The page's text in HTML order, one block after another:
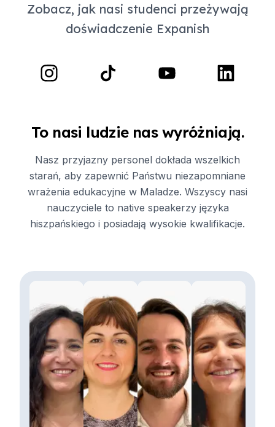
Zobacz, jak nasi studenci przeżywają
doświadczenie Expanish
To nasi ludzie nas wyróżniają.
Nasz przyjazny personel dokłada wszelkich
starań, aby zapewnić Państwu niezapomniane
wrażenia edukacyjne w Maladze. Wszyscy nasi
nauczyciele to native speakerzy języka
hiszpańskiego i posiadają wysokie kwalifikacje.